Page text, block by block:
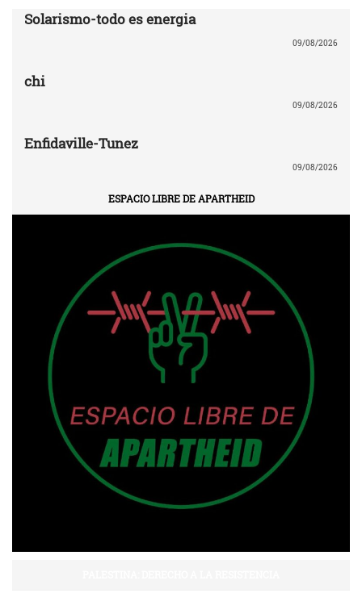
Solarismo-todo es energia
09/08/2026
chi
09/08/2026
Enfidaville-Tunez
09/08/2026
ESPACIO LIBRE DE APARTHEID